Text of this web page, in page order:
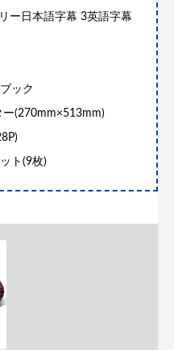
ー日本語字幕 3英語字幕
ック
(270mm×513mm)
ト(9枚)